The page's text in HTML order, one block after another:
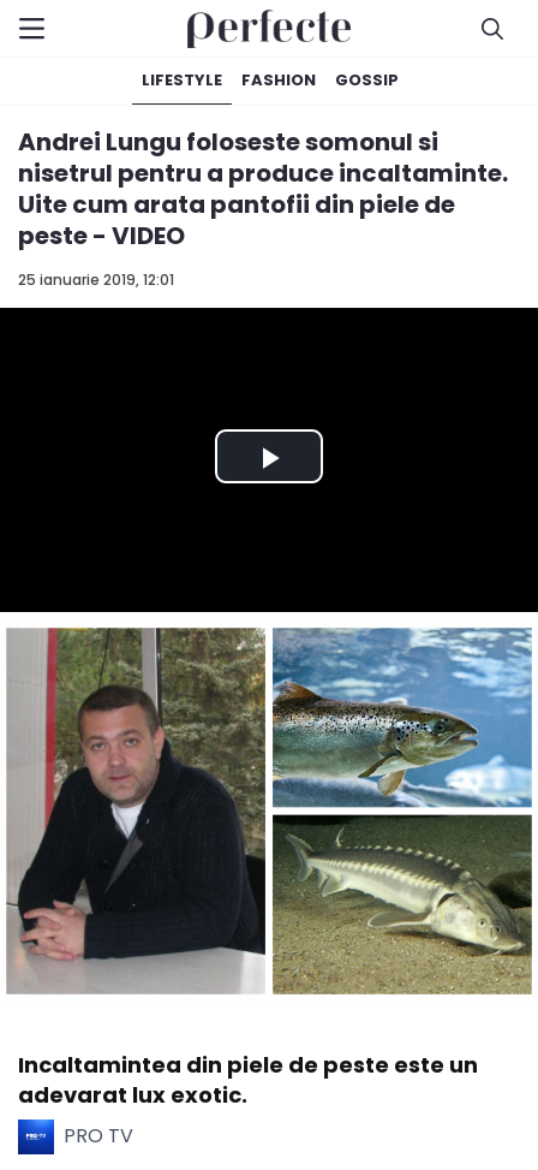
LIFESTYLE FASHION GOSSIP
25 ianuarie 2019, 12:01
Andrei Lungu foloseste somonul si
nisetrul pentru a produce incaltaminte.
Uite cum arata pantofii din piele de
peste - VIDEO
Incaltamintea din piele de peste este un
adevarat lux exotic.
PRO TV